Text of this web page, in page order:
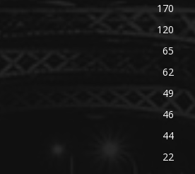
170
120
65
62
49
46
44
22